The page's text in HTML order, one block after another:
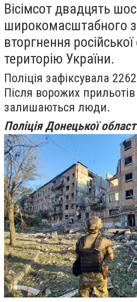
Вісімсот двадцять
широкомасштабного
вторгнення
територію України.
Поліція зафіксувала
Після ворожих
залишаються люди.
Поліція Донецької